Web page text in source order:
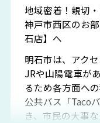
地域密着！親切
神戸市西区のお
石店】へ
明石市は、アク
JRや山陽電車が
るため各方面へ
公共バス「Taco
き、市民の大事